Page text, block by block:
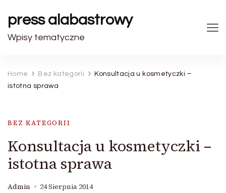
press alabastrowy
Wpisy tematyczne
Home Bez kategorii
Konsultacja u kosmetyczki –
istotna sprawa
BEZ KATEGORII
Konsultacja u kosmetyczki –
istotna sprawa
Admin 24 Sierpnia 2014